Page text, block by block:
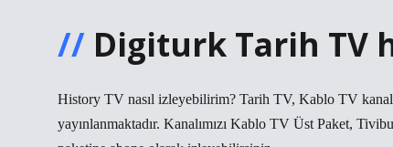
Digiturk Tarih TV
History TV nasıl izleyebilirim? Tarih TV, Kablo TV
yayınlanmaktadır. Kanalımızı Kablo TV Üst Paket,